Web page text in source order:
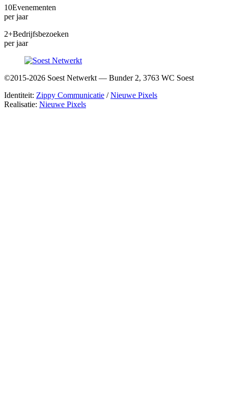
10Evenementen
per jaar
2+Bedrijfsbezoeken
per jaar
©2015-2026 Soest Netwerkt — Bunder 2, 3763 WC Soest
Identiteit: Zippy Communicatie /Nieuwe Pixels
Realisatie: Nieuwe Pixels